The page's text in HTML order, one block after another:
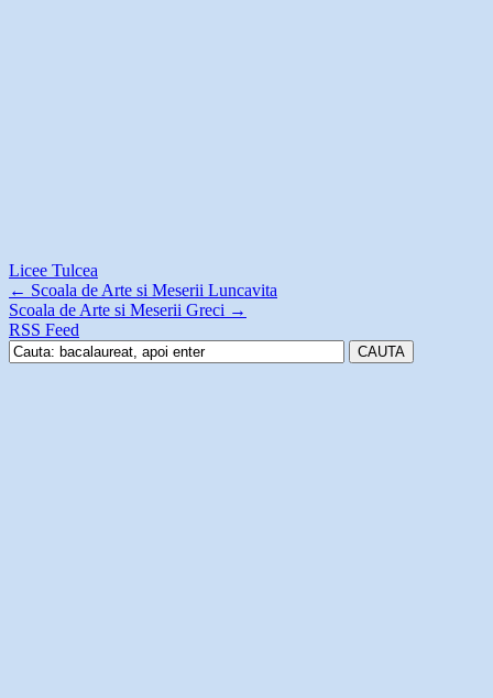
Licee Tulcea
← Scoala de Arte si Meserii Luncavita
Scoala de Arte si Meserii Greci →
RSS Feed